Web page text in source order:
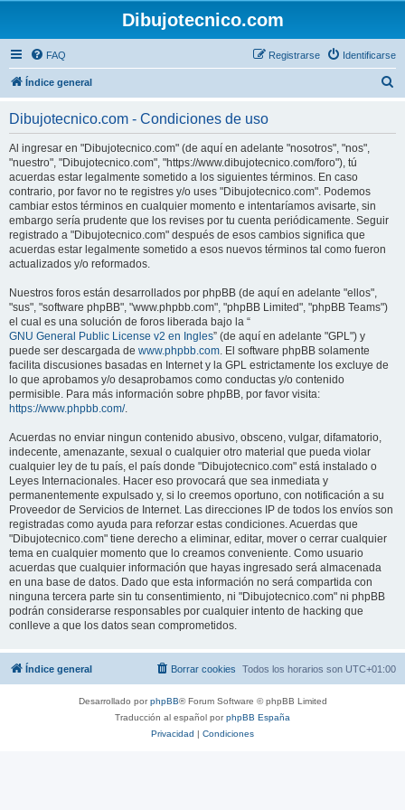
Dibujotecnico.com
FAQ Identificarse
Registrarse
Índice general
Dibujotecnico.com - Condiciones de uso
Al ingresar en "Dibujotecnico.com" (de aquí en adelante "nosotros", "nos",
"nuestro", "Dibujotecnico.com", "https://www.dibujotecnico.com/foro"), tú
acuerdas estar legalmente sometido a los siguientes términos. En caso
contrario, por favor no te registres y/o uses "Dibujotecnico.com". Podemos
cambiar estos términos en cualquier momento e intentaríamos avisarte, sin
embargo sería prudente que los revises por tu cuenta periódicamente. Seguir
registrado a "Dibujotecnico.com" después de esos cambios significa que
acuerdas estar legalmente sometido a esos nuevos términos tal como fueron
actualizados y/o reformados.
Nuestros foros están desarrollados por phpBB (de aquí en adelante "ellos",
"sus", "software phpBB", "www.phpbb.com", "phpBB Limited", "phpBB Teams")
el cual es una solución de foros liberada bajo la “
GNU General Public License v2 en Ingles” (de aquí en adelante "GPL") y
puede ser descargada de www.phpbb.com. El software phpBB solamente
facilita discusiones basadas en Internet y la GPL estrictamente los excluye de
lo que aprobamos y/o desaprobamos como conductas y/o contenido
permisible. Para más información sobre phpBB, por favor visita:
https://www.phpbb.com/.
Acuerdas no enviar ningun contenido abusivo, obsceno, vulgar, difamatorio,
indecente, amenazante, sexual o cualquier otro material que pueda violar
cualquier ley de tu país, el país donde "Dibujotecnico.com" está instalado o
Leyes Internacionales. Hacer eso provocará que sea inmediata y
permanentemente expulsado y, si lo creemos oportuno, con notificación a su
Proveedor de Servicios de Internet. Las direcciones IP de todos los envíos son
registradas como ayuda para reforzar estas condiciones. Acuerdas que
"Dibujotecnico.com" tiene derecho a eliminar, editar, mover o cerrar cualquier
tema en cualquier momento que lo creamos conveniente. Como usuario
acuerdas que cualquier información que hayas ingresado será almacenada
en una base de datos. Dado que esta información no será compartida con
ninguna tercera parte sin tu consentimiento, ni "Dibujotecnico.com" ni phpBB
podrán considerarse responsables por cualquier intento de hacking que
conlleve a que los datos sean comprometidos.
Índice general Todos los horarios son UTC+01:00
Borrar cookies
Desarrollado porphpBB® Forum Software © phpBB Limited
Traducción al español porphpBB España
Privacidad | Condiciones